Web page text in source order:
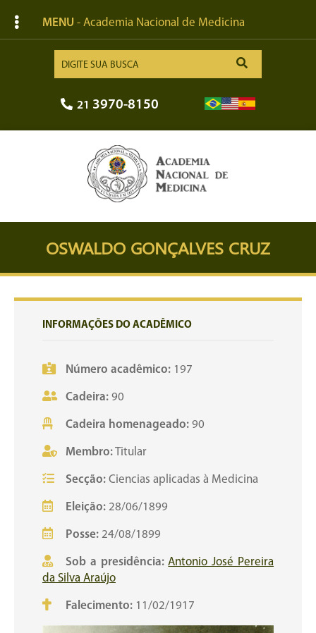
MENU - Academia Nacional de Medicina
21 3970-8150
OSWALDO GONÇALVES CRUZ
INFORMAÇÕES DO ACADÊMICO
Número acadêmico: 197
Cadeira: 90
Cadeira homenageado: 90
Membro:Titular
Secção: Ciencias aplicadas à Medicina
Eleição: 28/06/1899
Posse: 24/08/1899
Sob a presidência: Antonio José Pereira
da Silva Araújo
Falecimento: 11/02/1917